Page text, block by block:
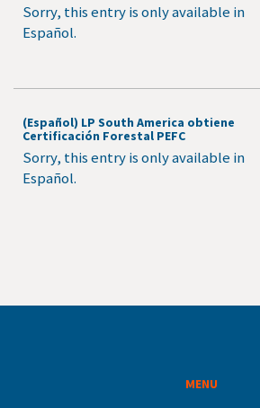
Sorry, this entry is only available in
Español.
(Español) LP South America obtiene
Certificación Forestal PEFC
Sorry, this entry is only available in
Español.
MENU